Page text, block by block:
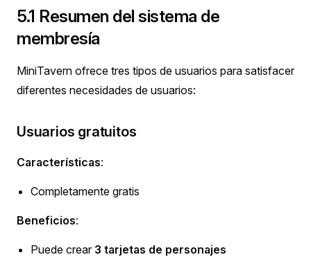
5.1 Resumen del sistema de
membresía
MiniTavern ofrece tres tipos de usuarios para satisfacer
diferentes necesidades de usuarios:
Usuarios gratuitos
Características:
Completamente gratis
Beneficios:
Puede crear 3 tarjetas de personajes